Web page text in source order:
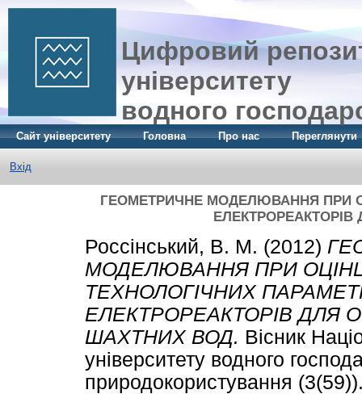
Цифровий
університету
водного
Сайт університету Головна Про нас Переглянути
Вхід
ГЕОМЕТРИЧНЕ МОДЕЛЮВАННЯ ПРИ
Россінський, В. М. (2012)
МОДЕЛЮВАННЯ ПРИ
ТЕХНОЛОГІЧНИХ
ЕЛЕКТРОРЕАКТОРІВ ДЛЯ
ШАХТНИХ ВОД. Вісник
університету водного
природокористування